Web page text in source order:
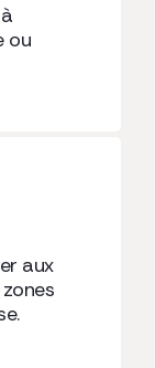
ou
aux